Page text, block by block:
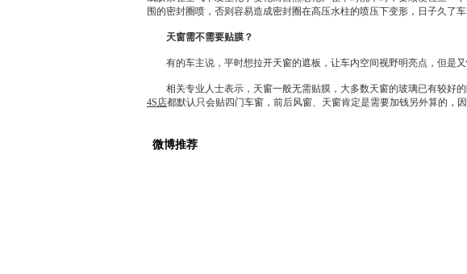
围的密封圈喷，否则容易造成密封圈在高压水柱的喷压下变形，日子久了车
天窗需不需要贴膜？
有的车主说，平时想拉开天窗的遮板，让车内空间视野明亮点，但是
相关专业人士表示， 天窗一般无需贴膜，大多数天窗的玻璃已有较好
4S店都默认只会贴四门车窗，前后风窗、 天窗肯定是需要加钱另外算的，
微博推荐